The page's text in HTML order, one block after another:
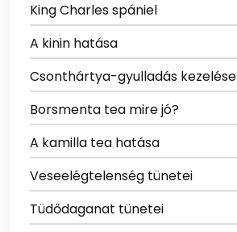
King Charles spániel
A kinin hatása
Csonthártya-gyulladás kezelése
Borsmenta tea mire jó?
A kamilla tea hatása
Veseelégtelenség tünetei
Tüdődaganat tünetei